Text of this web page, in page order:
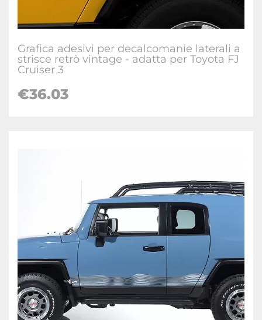
Grafica adesivi per decalcomanie laterali a
strisce retrò vintage - adatta per Toyota FJ
Cruiser 3
€36.03